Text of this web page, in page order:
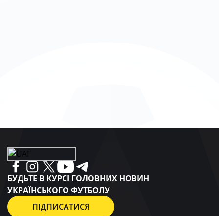
БУДЬТЕ В КУРСІ ГОЛОВНИХ НОВИН
УКРАЇНСЬКОГО ФУТБОЛУ
ПІДПИСАТИСЯ